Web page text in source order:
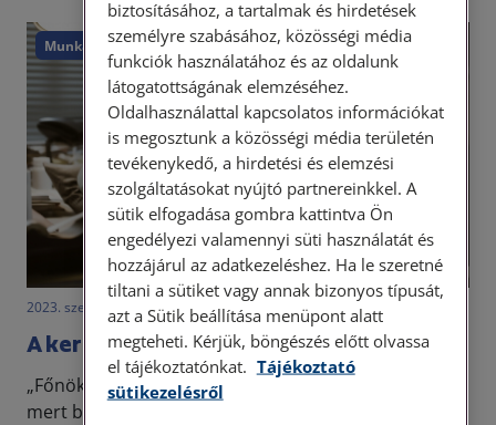
Munkajog
2023. szeptember 14. • LegitiMoadmin
A keresőképtelenség felülvizsgálata
„Főnök, jövőhéten nem fogok tudni bejönni dolgozni,
mert beteg leszek!” Meglehetősen kellemetlen
biztosításához, a tartalmak és hirdetések
személyre szabásához, közösségi média
funkciók használatához és az oldalunk
látogatottságának elemzéséhez.
Oldalhasználattal kapcsolatos információkat
is megosztunk a közösségi média területén
tevékenykedő, a hirdetési és elemzési
szolgáltatásokat nyújtó partnereinkkel. A
sütik elfogadása gombra kattintva Ön
engedélyezi valamennyi süti használatát és
hozzájárul az adatkezeléshez. Ha le szeretné
tiltani a sütiket vagy annak bizonyos típusát,
azt a Sütik beállítása menüpont alatt
megteheti. Kérjük, böngészés előtt olvassa
el tájékoztatónkat. Tájékoztató
sütikezelésről